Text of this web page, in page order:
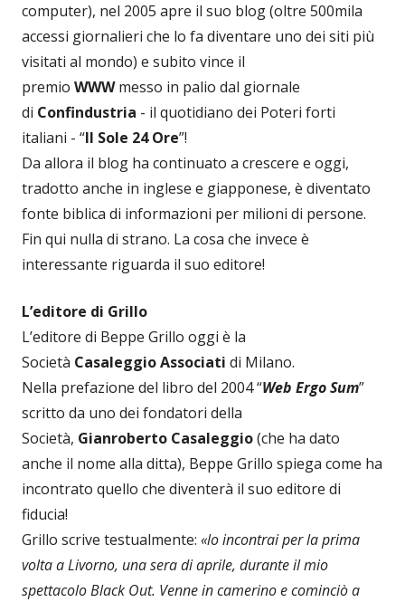
computer), nel 2005 apre il suo blog (oltre 500mila
accessi giornalieri che lo fa diventare uno dei siti più
visitati al mondo) e subito vince il
premio WWWmesso in palio dal giornale
di Confindustria - il quotidiano dei Poteri forti
italiani - “Il Sole 24 Ore”!
Da allora il blog ha continuato a crescere e oggi,
tradotto anche in inglese e giapponese, è diventato
fonte biblica di informazioni per milioni di persone.
Fin qui nulla di strano. La cosa che invece è
interessante riguarda il suo editore!
L’editore di Grillo
L’editore di Beppe Grillo oggi è la
Società CasaleggioAssociati di Milano.
Nella prefazione del libro del 2004 “Web Ergo Sum”
scritto da uno dei fondatori della
Società, Gianroberto Casaleggio(che ha dato
anche il nome alla ditta), Beppe Grillo spiega come ha
incontrato quello che diventerà il suo editore di
fiducia!
Grillo scrive testualmente: «lo incontrai per la prima
volta a Livorno, una sera di aprile, durante il mio
spettacolo Black Out. Venne in camerino e cominciò a